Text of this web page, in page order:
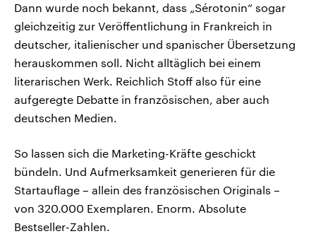
Dann wurde noch bekannt, dass „Sérotonin“ sogar
gleichzeitig zur Veröffentlichung in Frankreich in
deutscher, italienischer und spanischer Übersetzung
herauskommen soll. Nicht alltäglich bei einem
literarischen Werk. Reichlich Stoff also für eine
aufgeregte Debatte in französischen, aber auch
deutschen Medien.
So lassen sich die Marketing-Kräfte geschickt
bündeln. Und Aufmerksamkeit generieren für die
Startauflage – allein des französischen Originals –
von 320.000 Exemplaren. Enorm. Absolute
Bestseller-Zahlen.